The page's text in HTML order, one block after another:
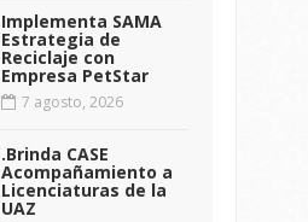
Implementa SAMA
Estrategia de
Reciclaje con
Empresa PetStar
7 agosto, 2026
.Brinda CASE
Acompañamiento a
Licenciaturas de la
UAZ